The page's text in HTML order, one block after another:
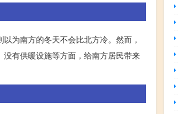
为南方的冬天不会比北方冷。然而，
有供暖设施等方面，给南方居民带来